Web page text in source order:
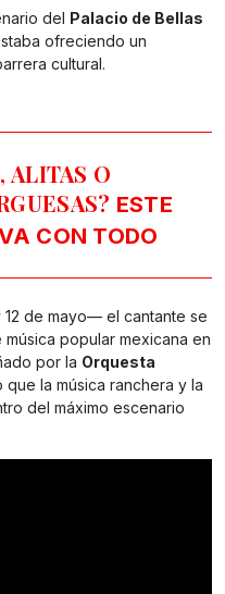
del Palacio de Bellas
ofreciendo un
cultural.
ALITAS O
ESTE
CON TODO
12 de mayo— el cantante se
popular mexicana en
por la Orquesta
que la música ranchera y la
del máximo escenario